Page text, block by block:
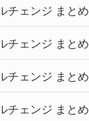
チェンジ まとめ
チェンジ まとめ
チェンジ まとめ
チェンジ まとめ